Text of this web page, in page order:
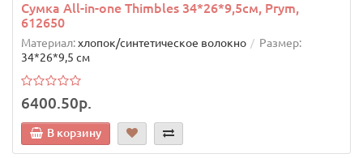
Сумка All-in-one Thimbles 34*26*9,5см, Prym,
612650
Материал:хлопок/синтетическое волокно
Размер:
34*26*9,5 см
6400.50р.
В корзину